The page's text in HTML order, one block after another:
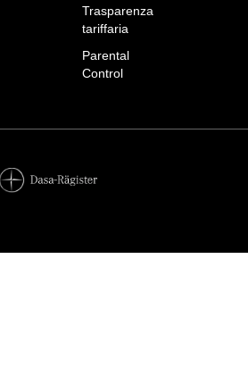
Trasparenza
tariffaria
Parental
Control